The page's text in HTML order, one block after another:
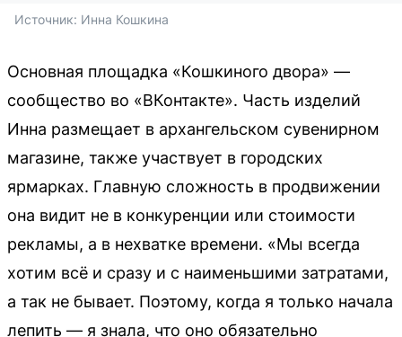
Источник: Инна Кошкина
Основная площадка «Кошкиного двора» —
сообщество во «ВКонтакте». Часть изделий
Инна размещает в архангельском сувенирном
магазине, также участвует в городских
ярмарках. Главную сложность в продвижении
она видит не в конкуренции или стоимости
рекламы, а в нехватке времени. «Мы всегда
хотим всё и сразу и с наименьшими затратами,
а так не бывает. Поэтому, когда я только начала
лепить — я знала, что оно обязательно